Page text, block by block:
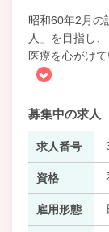
昭和60年2月の
人」を目指し
医療を心がけ
募集中の求人
求人番号
資格
雇用形態